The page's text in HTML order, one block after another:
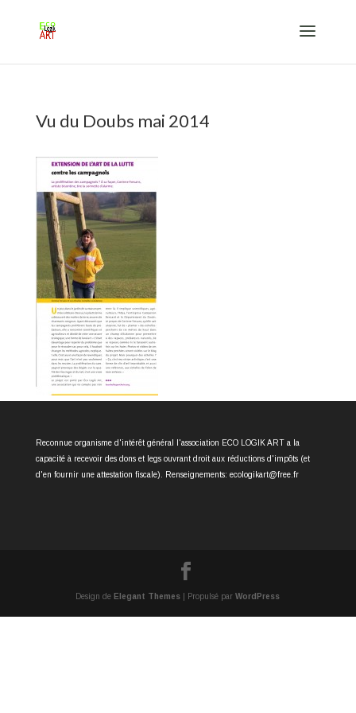
Vu du Doubs mai 2014
Reconnue organisme d'intérêt général l'association ECO LOGIK ART a la
capacité à recevoir des dons et legs ouvrant droit aux réductions d'impôts (et
d'en fournir une attestation fiscale). Renseignements: ecologikart@free.fr
Design de Elegant Themes | Propulsé parWordPress